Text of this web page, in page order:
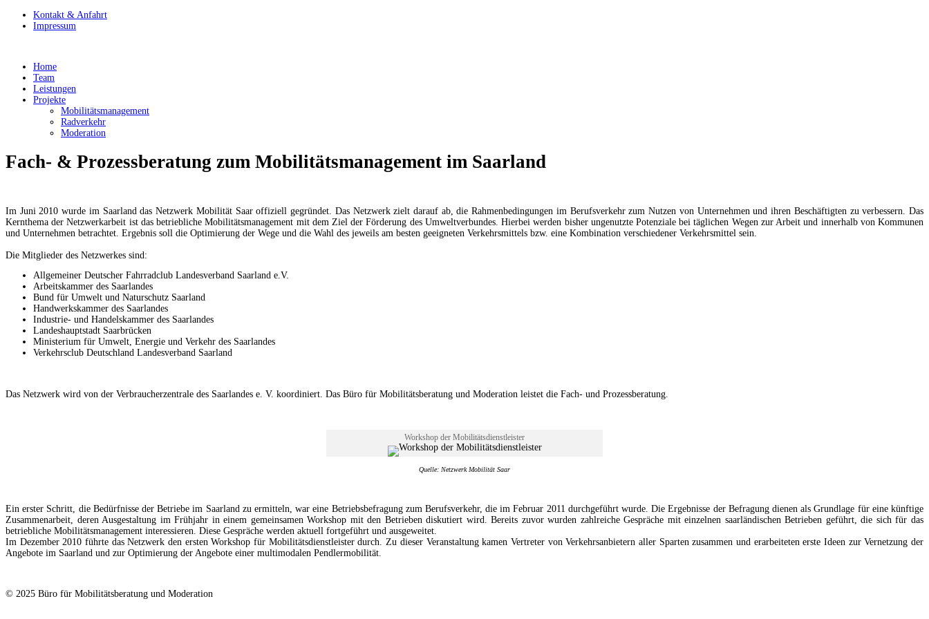
Kontakt & Anfahrt
Impressum
Home
Team
Leistungen
Projekte
Mobilitätsmanagement
Radverkehr
Moderation
Fach- & Prozessberatung zum Mobilitätsmanagement im Saarland
Im Juni 2010 wurde im Saarland das Netzwerk Mobilität Saar offiziell gegründet. Das Netzwerk zielt darauf ab, die Rahmenbedingungen im Berufsverkehr zum Nutzen von Unternehmen und ihren Beschäftigten zu verbessern. Das
Kernthema der Netzwerkarbeit ist das betriebliche Mobilitätsmanagement mit dem Ziel der Förderung des Umweltverbundes. Hierbei werden bisher ungenutzte Potenziale bei täglichen Wegen zur Arbeit und innerhalb von Kommunen
und Unternehmen betrachtet. Ergebnis soll die Optimierung der Wege und die Wahl des jeweils am besten geeigneten Verkehrsmittels bzw. eine Kombination verschiedener Verkehrsmittel sein.
Die Mitglieder des Netzwerkes sind:
Allgemeiner Deutscher Fahrradclub Landesverband Saarland e.V.
Arbeitskammer des Saarlandes
Bund für Umwelt und Naturschutz Saarland
Handwerkskammer des Saarlandes
Industrie- und Handelskammer des Saarlandes
Landeshauptstadt Saarbrücken
Ministerium für Umwelt, Energie und Verkehr des Saarlandes
Verkehrsclub Deutschland Landesverband Saarland
Das Netzwerk wird von der Verbraucherzentrale des Saarlandes e. V. koordiniert. Das Büro für Mobilitätsberatung und Moderation leistet die Fach- und Prozessberatung.
Workshop der Mobilitätsdienstleister
Quelle: Netzwerk Mobilität Saar
Ein erster Schritt, die Bedürfnisse der Betriebe im Saarland zu ermitteln, war eine Betriebsbefragung zum Berufsverkehr, die im Februar 2011 durchgeführt wurde. Die Ergebnisse der Befragung dienen als Grundlage für eine künftige
Zusammenarbeit, deren Ausgestaltung im Frühjahr in einem gemeinsamen Workshop mit den Betrieben diskutiert wird. Bereits zuvor wurden zahlreiche Gespräche mit einzelnen saarländischen Betrieben geführt, die sich für das
betriebliche Mobilitätsmanagement interessieren. Diese Gespräche werden aktuell fortgeführt und ausgeweitet.
Im Dezember 2010 führte das Netzwerk den ersten Workshop für Mobilitätsdienstleister durch. Zu dieser Veranstaltung kamen Vertreter von Verkehrsanbietern aller Sparten zusammen und erarbeiteten erste Ideen zur Vernetzung der
Angebote im Saarland und zur Optimierung der Angebote einer multimodalen Pendlermobilität.
© 2025 Büro für Mobilitätsberatung und Moderation